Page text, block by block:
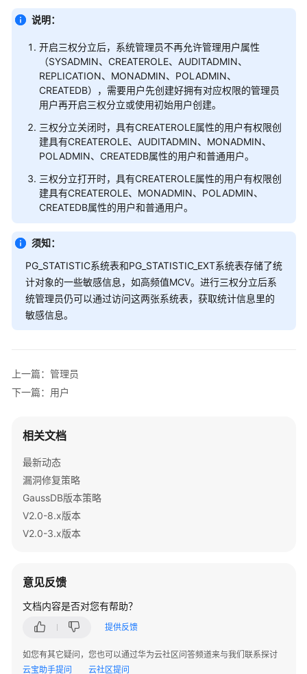
据
安
全
用
户
及
权
限
默
认
权
管
理
Schema
设
行
说明：
开启三权分立后，系统管理员不再允许管理用户属性
（SYSADMIN、CREATEROLE、AUDITADMIN、
REPLICATION、MONADMIN、POLADMIN、
CREATEDB），需要用户先创建好拥有对应权限的管理员
用户再开启三权分立或使用初始用户创建。
三权分立关闭时，具有CREATEROLE属性的用户有权限创
建具有CREATEROLE、AUDITADMIN、MONADMIN、
POLADMIN、CREATEDB属性的用户和普通用户。
三权分立打开时，具有CREATEROLE属性的用户有权限创
建具有CREATEROLE、MONADMIN、POLADMIN、
CREATEDB属性的用户和普通用户。
须知：
PG_STATISTIC系统表和PG_STATISTIC_EXT系统表存储了统
计对象的一些敏感信息，如高频值MCV。进行三权分立后系
统管理员仍可以通过访问这两张系统表，获取统计信息里的
敏感信息。
上一篇：管理员
下一篇：用户
相关文档
最新动态
漏洞修复策略
GaussDB版本策略
V2.0-8.x版本
V2.0-3.x版本
意见反馈
文档内容是否对您有帮助？
提供反馈
如您有其它疑问，您也可以通过华为云社区问答频道来与我们联系探讨
云宝助手提问
云社区提问